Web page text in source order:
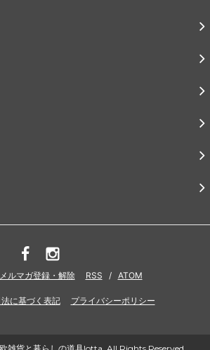
メルマガ登録・解除 RSS / ATOM
に基づく表記 プライバシーポリシー
貨と暮らしの道具lotta. All Rights Reserved.